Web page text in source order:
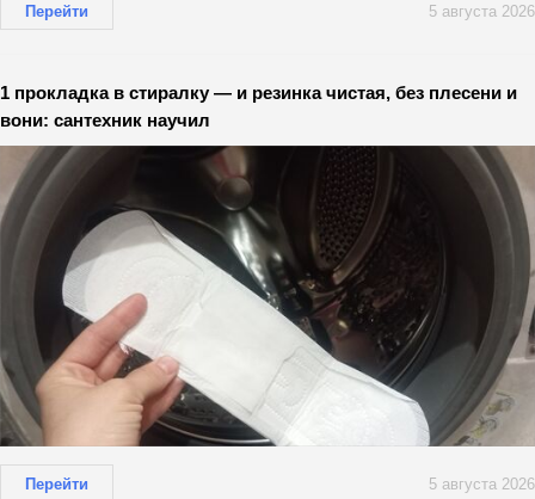
Перейти 5 августа 2026
1 прокладка в стиралку — и резинка чистая, без плесени и
вони: сантехник научил
Перейти 5 августа 2026